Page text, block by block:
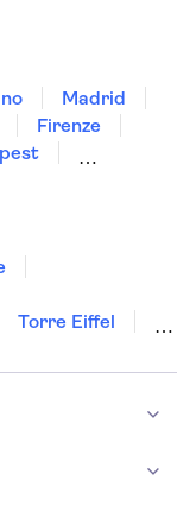
Madrid
Firenze
Torre Eiffel